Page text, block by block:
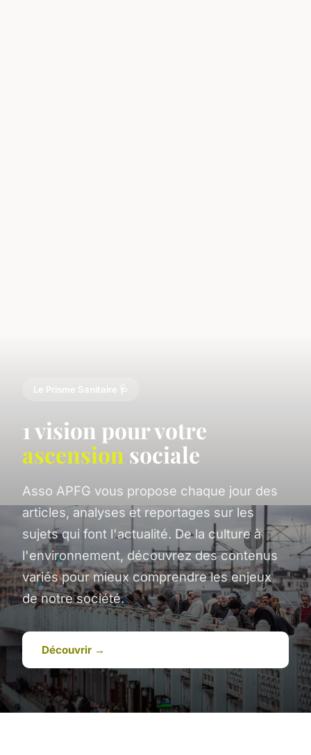
Le Prisme Sanitaire 🩺
1 vision pour votre
ascension sociale
Asso APFG vous propose chaque jour des
articles, analyses et reportages sur les
sujets qui font l'actualité. De la culture à
l'environnement, découvrez des contenus
variés pour mieux comprendre les enjeux
de notre société.
Découvrir →